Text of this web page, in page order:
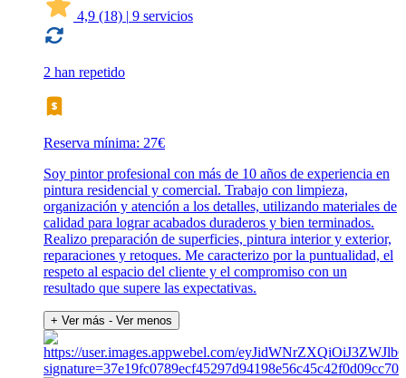
4,9 (18) | 9 servicios
2 han repetido
Reserva mínima: 27€
Soy pintor profesional con más de 10 años de experiencia en
pintura residencial y comercial. Trabajo con limpieza,
organización y atención a los detalles, utilizando materiales de
calidad para lograr acabados duraderos y bien terminados.
Realizo preparación de superficies, pintura interior y exterior,
reparaciones y retoques. Me caracterizo por la puntualidad, el
respeto al espacio del cliente y el compromiso con un
resultado que supere las expectativas.
+ Ver más - Ver menos